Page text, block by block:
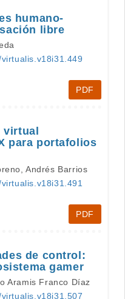
humano-
libre
PDF
virtual
para portafolios
Andrés Barrios
PDF
de control:
gamer
Aramis Franco Díaz